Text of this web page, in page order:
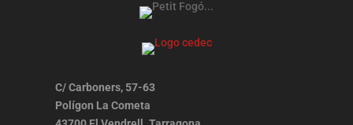
C/ Carboners, 57-63
Polígon La Cometa